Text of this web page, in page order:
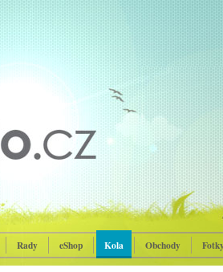
Rady eShop Kola Obchody